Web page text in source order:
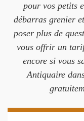
pour vos petits
débarras grenier
poser plus de
vous offrir un tarif
encore si vous
Antiquaire